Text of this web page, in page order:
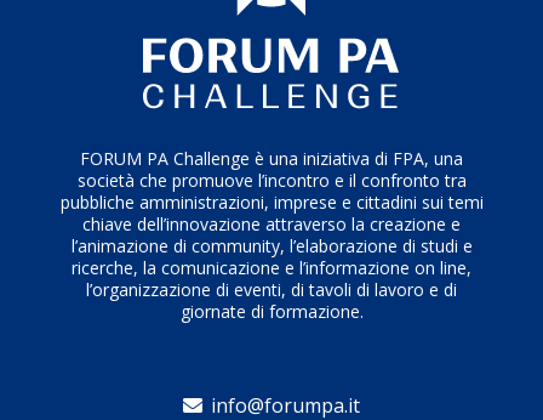
FORUM PA Challenge è una iniziativa di FPA, una
società che promuove l’incontro e il confronto tra
pubbliche amministrazioni, imprese e cittadini sui temi
chiave dell’innovazione attraverso la creazione e
l’animazione di community, l’elaborazione di studi e
ricerche, la comunicazione e l’informazione on line,
l’organizzazione di eventi, di tavoli di lavoro e di
giornate di formazione.
info@forumpa.it